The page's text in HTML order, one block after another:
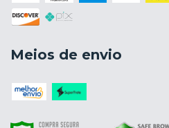
Meios de envio